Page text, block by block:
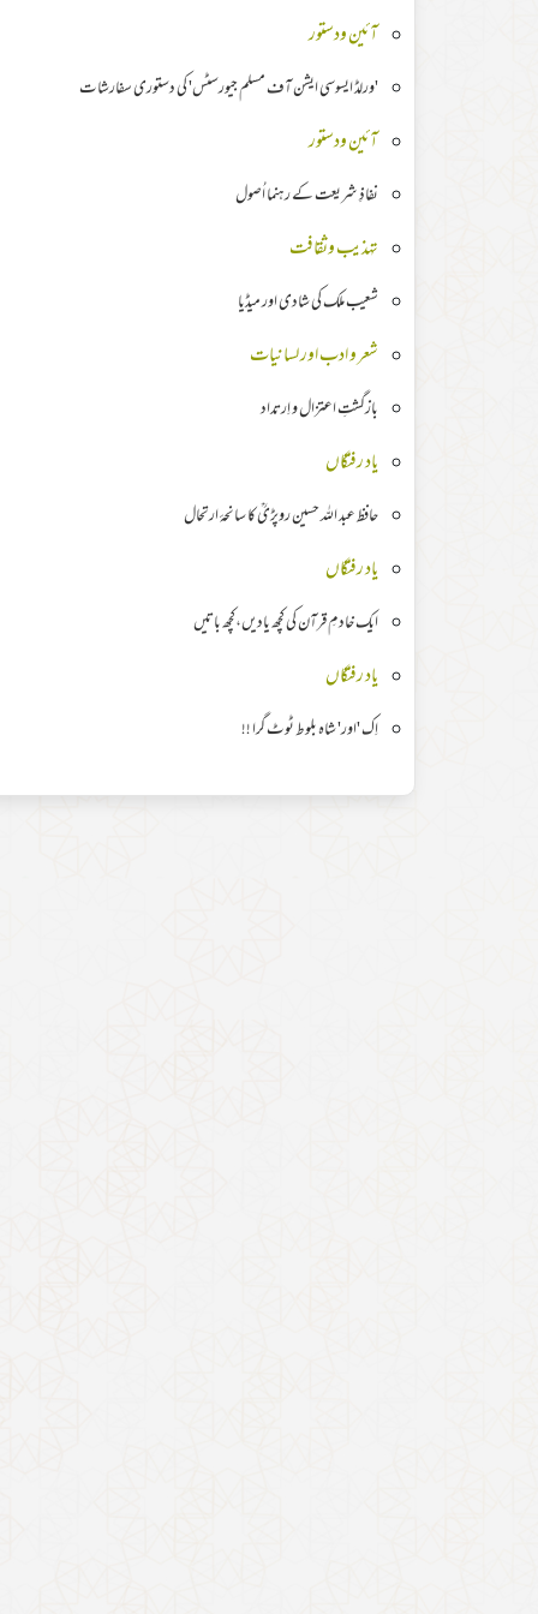
آئین ودستور
'ورلڈ ایسوسی ایشن آف مسلم جیورسٹس' کی دستوری سفارشات
آئین ودستور
نفاذِ شریعت کے رہنما اُصول
تہذیب وثقافت
شعیب ملک کی شادی اور میڈیا
شعر و ادب اور لسانیات
بازگشتِ اعتزال و اِرتداد
یاد رفتگاں
حافظ عبد اللہ حسین روپڑیؒ کا سانحۂ ارتحال
یاد رفتگاں
ایک خادمِ قرآن کی کچھ یادیں،کچھ باتیں
یاد رفتگاں
اِک 'اور' شاہ بلوط ٹوٹ گرا !!